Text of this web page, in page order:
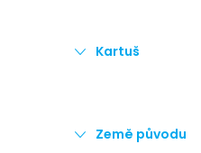
Kartuš
Země původu